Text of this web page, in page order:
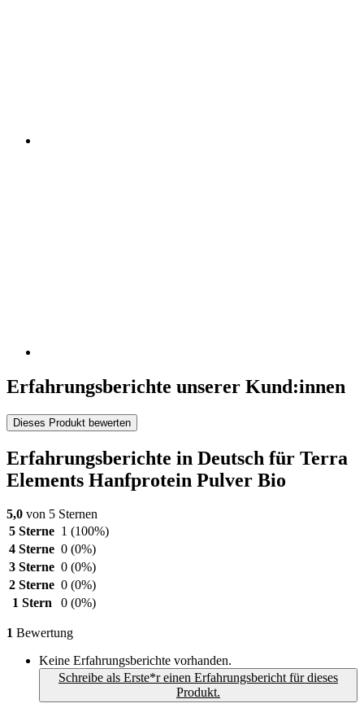
Erfahrungsberichte unserer Kund:innen
Dieses Produkt bewerten
Erfahrungsberichte in Deutsch für Terra
Elements Hanfprotein Pulver Bio
5,0 von 5 Sternen
5 Sterne 1 (100%)
4 Sterne 0 (0%)
3 Sterne 0 (0%)
2 Sterne 0 (0%)
1 Stern
0 (0%)
1 Bewertung
Keine Erfahrungsberichte vorhanden.
Schreibe als Erste*r einen Erfahrungsbericht für dieses
Produkt.